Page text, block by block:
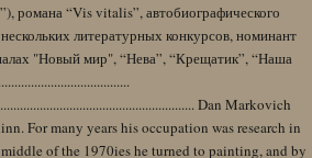
романа “Vis vitalis”, автобиографического
литературных конкурсов, номинант
"Новый мир", “Нева”, “Крещатик”, “Наша
Dan Markovich
For many years his occupation was research in
of the 1970ies he turned to painting, and by